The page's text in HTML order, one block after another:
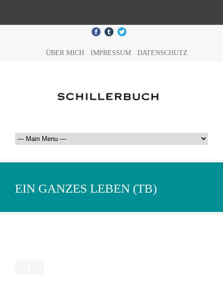
ÜBER MICH IMPRESSUM DATENSCHUTZ
EIN GANZES LEBEN (TB)